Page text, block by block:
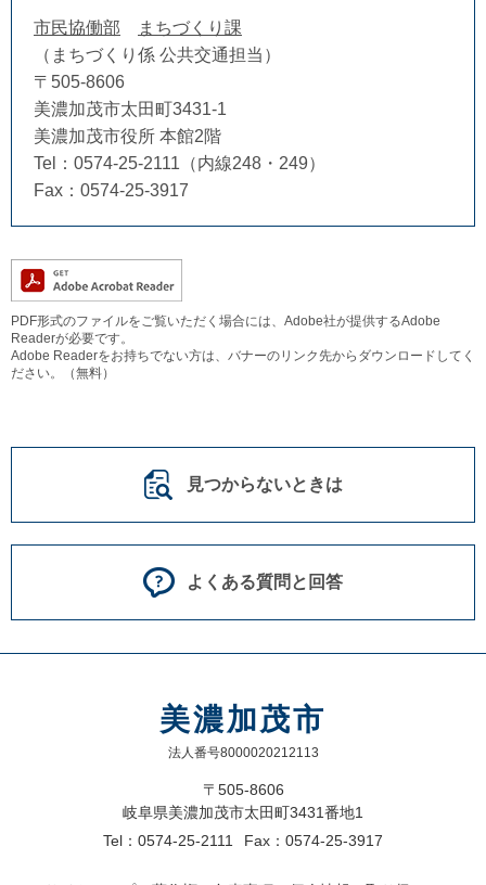
市民協働部
まちづくり課
まちづくり係 公共交通担当
〒505-8606
美濃加茂市太田町3431-1
美濃加茂市役所 本館2階
Tel：0574-25-2111（内線248・249）
Fax：0574-25-3917
PDF形式のファイルをご覧いただく場合には、Adobe社が提供するAdobe
Readerが必要です。
Adobe Readerをお持ちでない方は、バナーのリンク先からダウンロードしてく
ださい。（無料）
見つからないときは
よくある質問と回答
美濃加茂市
法人番号8000020212113
〒505-8606
岐阜県美濃加茂市太田町3431番地1
Tel：0574-25-2111
Fax：0574-25-3917